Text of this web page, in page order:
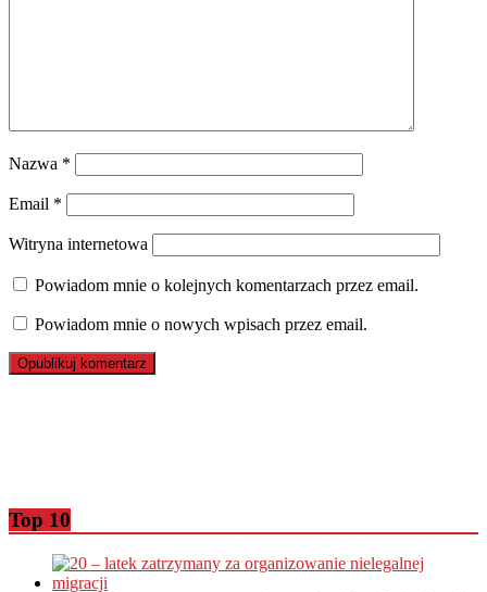
Nazwa *
Email *
Witryna internetowa
Powiadom mnie o kolejnych komentarzach przez email.
Powiadom mnie o nowych wpisach przez email.
Top 10